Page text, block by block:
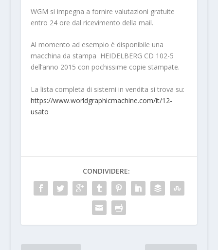
WGM si impegna a fornire valutazioni gratuite
entro 24 ore dal ricevimento della mail.
Al momento ad esempio è disponibile una
macchina da stampa HEIDELBERG CD 102-5
dell’anno 2015 con pochissime copie stampate.
La lista completa di sistemi in vendita si trova su:
https://www.worldgraphicmachine.com/it/12-
usato
CONDIVIDERE: